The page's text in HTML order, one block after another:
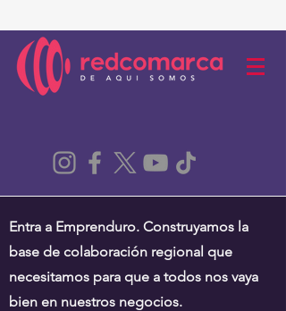
Entra a Emprenduro. Construyamos la
base de colaboración regional que
necesitamos para que a todos nos vaya
bien en nuestros negocios.